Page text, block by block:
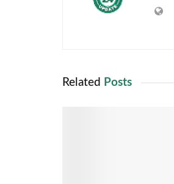
Related Posts